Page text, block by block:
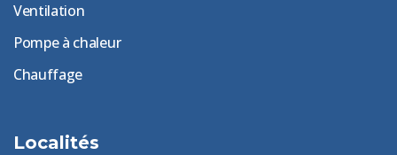
Ventilation
Pompe à chaleur
Chauffage
Localités